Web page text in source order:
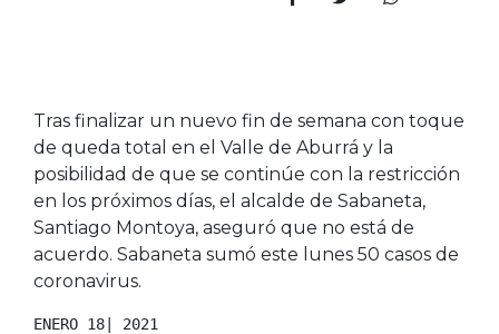
Tras finalizar un nuevo fin de semana con toque
de queda total en el Valle de Aburrá y la
posibilidad de que se continúe con la restricción
en los próximos días, el alcalde de Sabaneta,
Santiago Montoya, aseguró que no está de
acuerdo. Sabaneta sumó este lunes 50 casos de
coronavirus.
ENERO 18| 2021